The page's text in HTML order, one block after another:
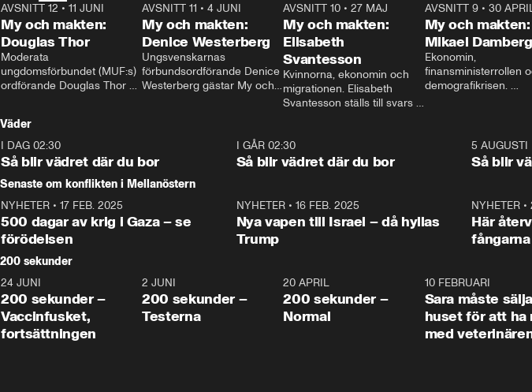
26:27
AVSNITT 12 • 11 JUNI
My och makten:
Douglas Thor
Moderata
ungdomsförbundet (MUF:s)
ordförande Douglas Thor
tonårsutvisningarna och hur
Moderaterna ska locka
väljare till valet i höst.
23:40
AVSNITT 11 •4 JUNI
My och makten:
Denice Westerberg
Ungsvenskarnas
förbundsordförande Denice
Westerberg gästar My och
AVSNITT 10 •27 MAJ
My och makten:
Elisabeth
Svantesson
Kvinnorna, ekonomin och
migrationen. Elisabeth
Svantesson ställs till svars
AVSNITT 9• 30
My och makten:
Mikael Damberg
Ekonomin,
finansministerrollen
demografikrisen.
och Makten.
Väder
I DAG 02:30
Så blir vädret där du bor
1:06
I GÅR 02:30
Så blir vädret där du bor
5 AUGUSTI
Så blir
Senaste om konflikten i Mellanöstern
NYHETER • 17 FEB. 2025
500 dagar av krig i Gaza – se
förödelsen
NYHETER• 16 FEB. 2025
Nya vapen till Israel – då hyllas
Trump
NYHETER •
Här
200 sekunder
5:00
24 JUNI
200 sekunder –
Vaccinfusket,
fortsättningen
4:23
2 JUNI
200 sekunder –
Testerna
20 APRIL
200 sekunder –
Normal
10 FEBRUARI
Sara måste sälja
huset för att ha
med